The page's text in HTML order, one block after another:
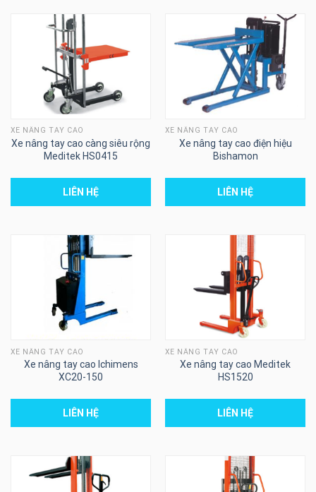
XE NÂNG TAY CAO
Xe nâng tay cao càng siêu rộng
Meditek HS0415
LIÊN HỆ
XE NÂNG TAY CAO
Xe nâng tay cao điện hiệu
Bishamon
LIÊN HỆ
XE NÂNG TAY CAO
Xe nâng tay cao Ichimens
XC20-150
LIÊN HỆ
XE NÂNG TAY CAO
Xe nâng tay cao Meditek
HS1520
LIÊN HỆ